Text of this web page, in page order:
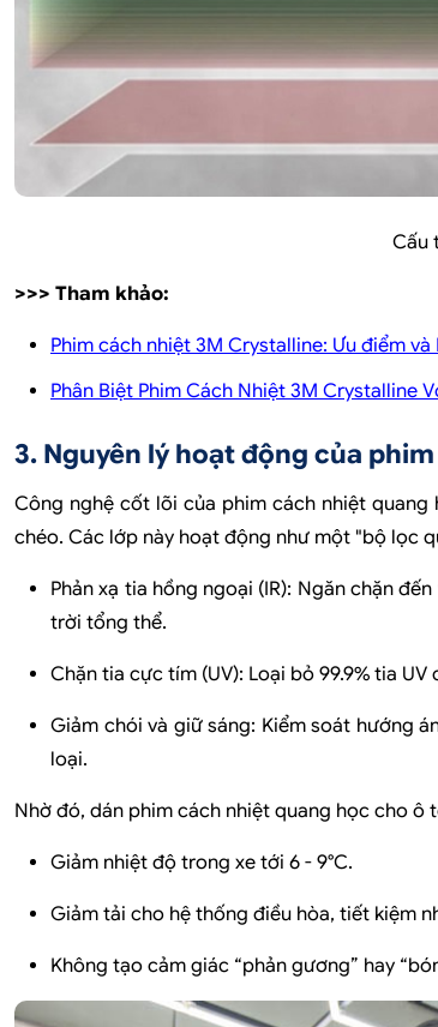
Cấu
>>> Tham khảo:
Phim cách nhiệt 3M Crystalline: Ưu điểm
Phân Biệt Phim Cách Nhiệt 3M Crystalline
3. Nguyên lý hoạt động của
Công nghệ cốt lõi của phim cách nhiệt
chéo. Các lớp này hoạt động như một "bộ lọc
Phản xạ tia hồng ngoại (IR): Ngăn chặn
trời tổng thể.
Chặn tia cực tím (UV): Loại bỏ 99.9% tia
Giảm chói và giữ sáng: Kiểm soát hướng
loại.
Nhờ đó, dán phim cách nhiệt quang học cho ô
Giảm nhiệt độ trong xe tới 6 - 9°C.
Giảm tải cho hệ thống điều hòa, tiết kiệm
Không tạo cảm giác “phản gương” hay